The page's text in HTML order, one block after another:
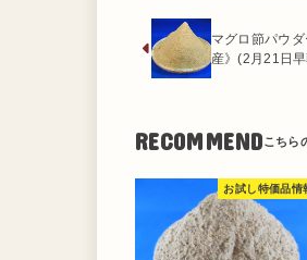
マグロ節パウ
産》(2月21日
RECOMMEND
お試し特価品情